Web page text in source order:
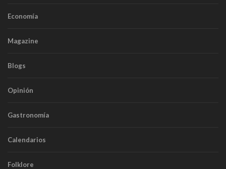
Economía
Magazine
Blogs
Opinión
Gastronomía
Calendarios
Folklore